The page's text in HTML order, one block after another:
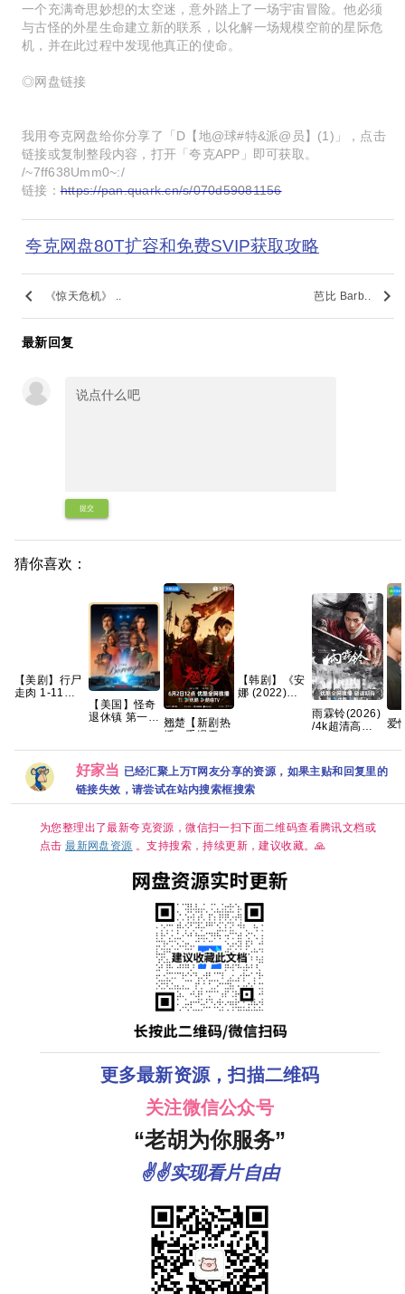
一个充满奇思妙想的太空迷，意外踏上了一场宇宙冒险。他必须
与古怪的外星生命建立新的联系，以化解一场规模空前的星际危
机，并在此过程中发现他真正的使命。
◎网盘链接
我用夸克网盘给你分享了「D【地@球#特&派@员】(1)」，点击
链接或复制整段内容，打开「夸克APP」即可获取。
/~7ff638Umm0~:/
链接：https://pan.quark.cn/s/070d59081156
夸克网盘80T扩容和免费SVIP获取攻略
keyboard_arrow_left 《惊天危机》 .. 芭比 Barb.. keyboard_arrow_right
最新回复
提交
猜你喜欢：
【美剧】行尸
走肉 1-11季
【美国】怪奇
退休镇 第一季
异社区 / 退休
镇 / 自治镇 夸
克
翘楚【新剧热
播🔥手慢无】
【共24集/4K
码臻彩HDR】
【陈都灵、周
翊然｜古装/权
【韩剧】《安
娜 (2022)》
雨霖铃(2026)
/4k超清高码
幕/夸克/百度
网盘【单集1
～8GB】
爱
源
好家当 已经汇聚上万T网友分享的资源，如果主贴和回复里的
链接失效，请尝试在站内搜索框搜索
为您整理出了最新夸克资源，微信扫一扫下面二维码查看腾讯文档或
点击最新网盘资源 。支持搜索，持续更新，建议收藏。🙏
更多最新资源，扫描二维码
关注微信公众号
“老胡为你服务”
✌✌实现看片自由